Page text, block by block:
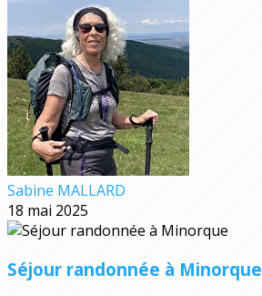
Sabine MALLARD
18 mai 2025
Séjour randonnée à Minorque